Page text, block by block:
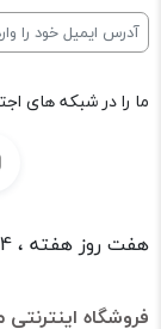
ما را در شبکه های
هفت روز هفته ، 24 ساعت شبانه‌روز پاسخگوی شما هستیم.
فروشگاه